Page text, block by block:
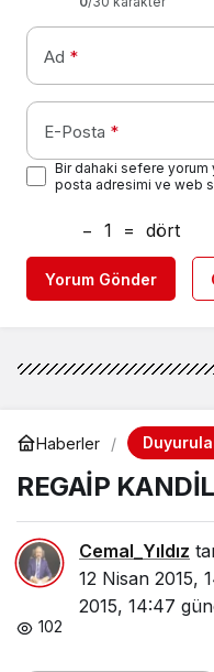
Ad *
E-Posta *
Bir dahaki sefere yorum
posta adresimi ve web
− 1 = dört
Yorum Gönder
Haberler
REGAİP
Cemal_Yıldız
12 Nisan 2015,
2015, 14:47
102